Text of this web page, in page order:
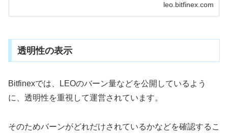
leo.bitfinex.com
透明性の表示
Bitfinexでは、LEOのバーン量などを公開しているよう
に、透明性を重視して運営されています。
そのためバーンがどれだけされているかなどを確認するこ